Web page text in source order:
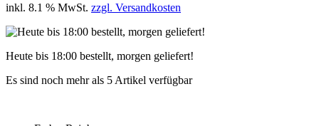
inkl. 8.1 % MwSt. zzgl. Versandkosten
Heute bis 18:00 bestellt, morgen geliefert!
Es sind noch mehr als 5 Artikel verfügbar